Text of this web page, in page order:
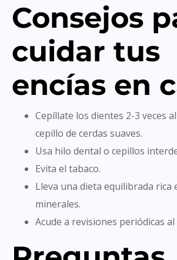
Consejos
cuidar tus
encías en
Cepíllate los dientes 2-3 veces
cepillo de cerdas suaves.
Usa hilo dental o cepillos
Evita el tabaco.
Lleva una dieta equilibrada rica
minerales.
Acude a revisiones periódicas